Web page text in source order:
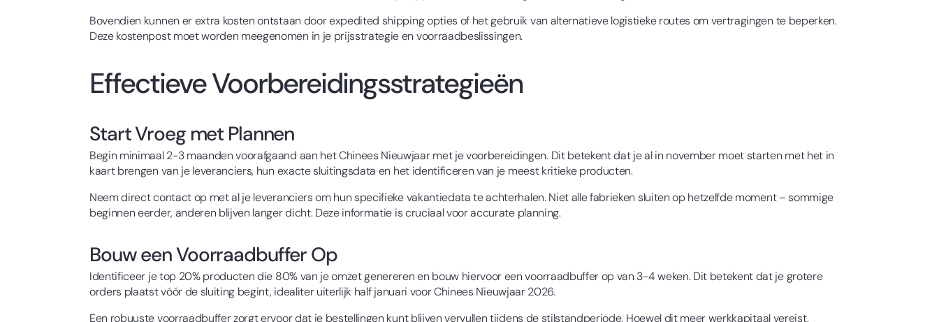
Bovendien kunnen er extra kosten ontstaan door expedited shipping opties of het gebruik van alternatieve logistieke routes om vertragingen te beperken.
Deze kostenpost moet worden meegenomen in je prijsstrategie en voorraadbeslissingen.
Effectieve Voorbereidingsstrategieën
Start Vroeg met Plannen
Begin minimaal 2-3 maanden voorafgaand aan het Chinees Nieuwjaar met je voorbereidingen. Dit betekent dat je al in november moet starten met het in
kaart brengen van je leveranciers, hun exacte sluitingsdata en het identificeren van je meest kritieke producten.
Neem direct contact op met al je leveranciers om hun specifieke vakantiedata te achterhalen. Niet alle fabrieken sluiten op hetzelfde moment – sommige
beginnen eerder, anderen blijven langer dicht. Deze informatie is cruciaal voor accurate planning.
Bouw een Voorraadbuffer Op
Identificeer je top 20% producten die 80% van je omzet genereren en bouw hiervoor een voorraadbuffer op van 3-4 weken. Dit betekent dat je grotere
orders plaatst vóór de sluiting begint, idealiter uiterlijk half januari voor Chinees Nieuwjaar 2026.
Een robuuste voorraadbuffer zorgt ervoor dat je bestellingen kunt blijven vervullen tijdens de stilstandperiode. Hoewel dit meer werkkapitaal vereist,